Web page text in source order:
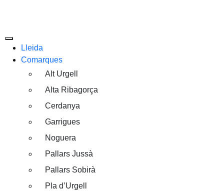
Lleida
Comarques
Alt Urgell
Alta Ribagorça
Cerdanya
Garrigues
Noguera
Pallars Jussà
Pallars Sobirà
Pla d’Urgell